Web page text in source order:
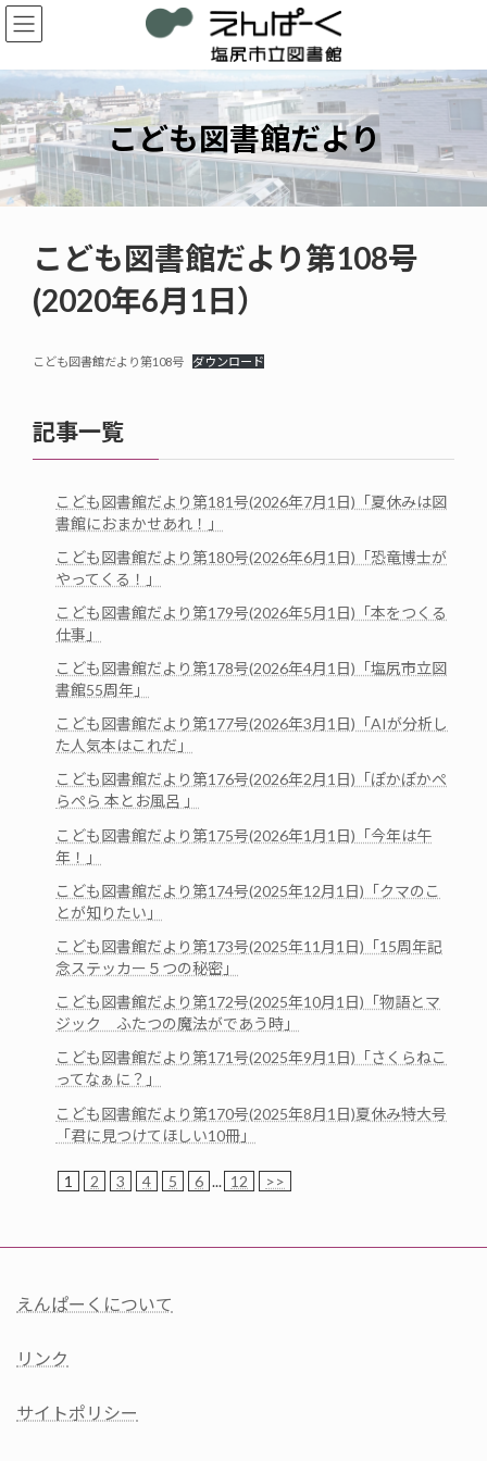
コ
ン
ン
ツ
へ
ス
キ
ッ
プ
ナ
ビ
ー
シ
ョ
ン
に
移
動
こども図書館だより
こども図書館だより第108号
(2020年6月1日）
こども図書館だより第108号 ダウンロード
記事一覧
こども図書館だより第181号(2026年7月1日)「夏休みは図
書館におまかせあれ！」
こども図書館だより第180号(2026年6月1日)「恐竜博士が
やってくる！」
こども図書館だより第179号(2026年5月1日)「本をつくる
仕事」
こども図書館だより第178号(2026年4月1日)「塩尻市立図
書館55周年」
こども図書館だより第177号(2026年3月1日)「AIが分析し
た人気本はこれだ」
こども図書館だより第176号(2026年2月1日)「ぽかぽかぺ
らぺら 本とお風呂 」
こども図書館だより第175号(2026年1月1日)「今年は午
年！」
こども図書館だより第174号(2025年12月1日)「クマのこ
とが知りたい」
こども図書館だより第173号(2025年11月1日)「15周年記
念ステッカー５つの秘密」
こども図書館だより第172号(2025年10月1日)「物語とマ
ジック ふたつの魔法がであう時」
こども図書館だより第171号(2025年9月1日)「さくらねこ
ってなぁに？」
こども図書館だより第170号(2025年8月1日)夏休み特大号
「君に見つけてほしい10冊」
1 2 3 4 5 6 ... 12 >>
えんぱーくについて
リンク
サイトポリシー